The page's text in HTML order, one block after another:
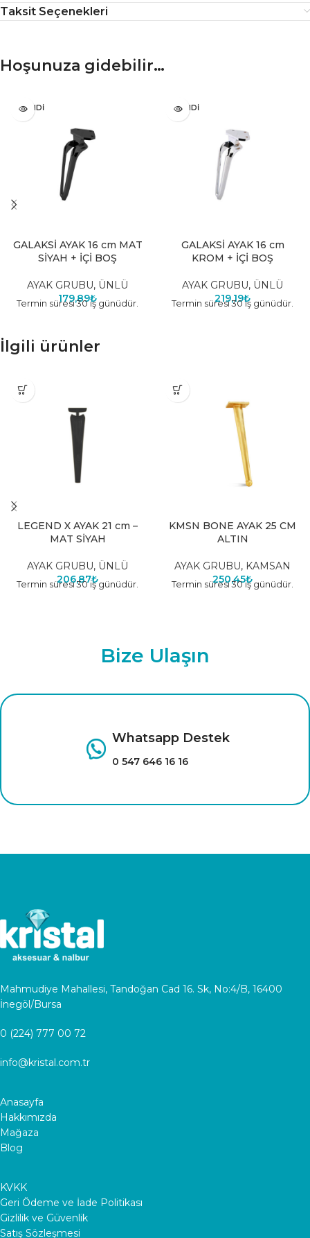
Taksit Seçenekleri
Hoşunuza gidebilir…
TÜKENDI
GALAKSİ AYAK 16 cm MAT
SİYAH + İÇİ BOŞ
AYAK GRUBU, ÜNLÜ
179,89₺
Termin süresi 30 iş günüdür.
TÜKENDI
GALAKSİ AYAK 16 cm
KROM + İÇİ BOŞ
AYAK GRUBU, ÜNLÜ
219,19₺
Termin süresi 30 iş günüdür.
İlgili ürünler
LEGEND X AYAK 21 cm –
MAT SİYAH
AYAK GRUBU, ÜNLÜ
206,87₺
Termin süresi 30 iş günüdür.
KMSN BONE AYAK 25 CM
ALTIN
AYAK GRUBU, KAMSAN
250,45₺
Termin süresi 30 iş günüdür.
Bize Ulaşın
Whatsapp Destek
0 547 646 16 16
Mahmudiye Mahallesi, Tandoğan Cad 16. Sk, No:4/B, 16400
İnegöl/Bursa
0 (224) 777 00 72
info@kristal.com.tr
Anasayfa
Hakkımızda
Mağaza
Blog
KVKK
Geri Ödeme ve İade Politikası
Gizlilik ve Güvenlik
Satış Sözleşmesi